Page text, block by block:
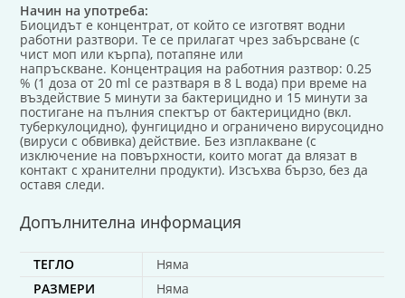
Начин на употреба:
Биоцидът е концентрат, от който се изготвят водни
работни разтвори. Те се прилагат чрез забърсване (с
чист моп или кърпа), потапяне или
напръскване. Концентрация на работния разтвор: 0.25
% (1 доза от 20 ml се разтваря в 8 L вода) при време на
въздействие 5 минути за бактерицидно и 15 минути за
постигане на пълния спектър от бактерицидно (вкл.
туберкулоцидно), фунгицидно и ограничено вирусоцидно
(вируси с обвивка) действие. Без изплакване (с
изключение на повърхности, които могат да влязат в
контакт с хранителни продукти). Изсъхва бързо, без да
оставя следи.
Допълнителна информация
ТЕГЛО
Няма
РАЗМЕРИ
Няма